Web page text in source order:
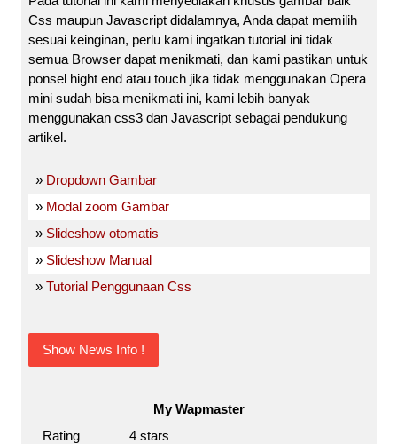
Css maupun Javascript didalamnya, Anda dapat memilih
sesuai keinginan, perlu kami ingatkan tutorial ini tidak
semua Browser dapat menikmati, dan kami pastikan untuk
ponsel hight end atau touch jika tidak menggunakan Opera
mini sudah bisa menikmati ini, kami lebih banyak
menggunakan css3 dan Javascript sebagai pendukung
artikel.
» Dropdown Gambar
» Modal zoom Gambar
» Slideshow otomatis
» Slideshow Manual
» Tutorial Penggunaan Css
Show News Info !
My Wapmaster
Rating
4 stars